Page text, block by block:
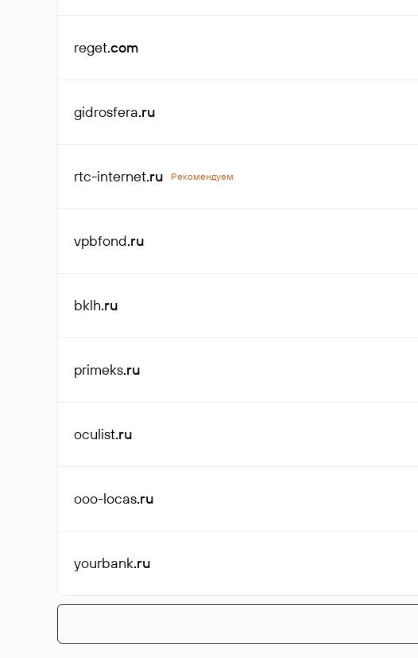
reget.com
gidrosfera.ru
rtc-internet.ru Рекомендуем
vpbfond.ru
bklh.ru
primeks.ru
oculist.ru
ooo-locas.ru
yourbank.ru